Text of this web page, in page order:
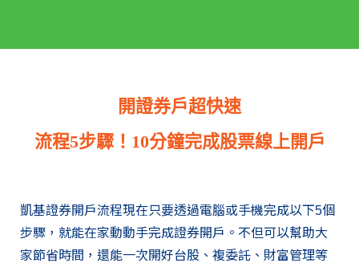
開證券戶超快速
流程5步驟！10分鐘完成股票線上開戶
凱基證券開戶流程現在只要透過電腦或手機完成以下5個
步驟，就能在家動動手完成證券開戶。不但可以幫助大
家節省時間，還能一次開好台股、複委託、財富管理等